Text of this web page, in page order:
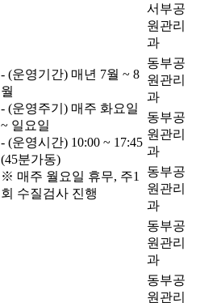
- (운영기간) 매년 7월 ~ 8
월
- (운영주기) 매주 화요일
~ 일요일
- (운영시간) 10:00 ~ 17:45
(45분가동)
※ 매주 월요일 휴무, 주1
회 수질검사 진행
서부공
원관리
과
동부공
원관리
과
동부공
원관리
과
동부공
원관리
과
동부공
원관리
과
동부공
원관리